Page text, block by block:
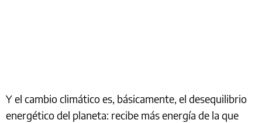
Y el cambio climático es, básicamente, el desequilibrio
energético del planeta: recibe más energía de la que